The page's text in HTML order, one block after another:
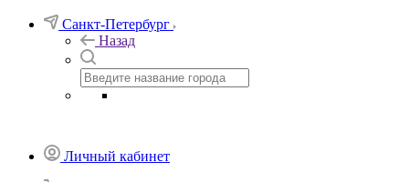
Санкт-Петербург
Назад
Личный кабинет